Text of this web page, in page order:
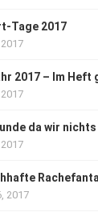
Tage 2017
2017
2017 – Im
2017
da wir
2017
2017